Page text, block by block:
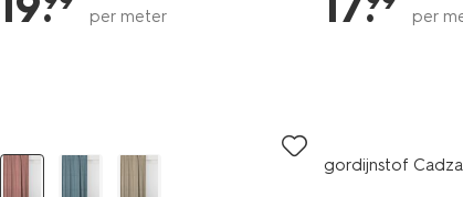
per meter per
gordijnstof